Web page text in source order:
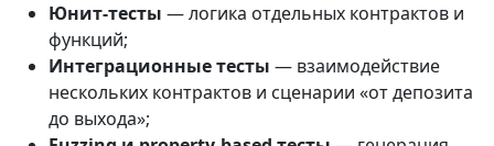
Юнит-тесты — логика отдельных контрактов и
функций;
Интеграционные тесты — взаимодействие
нескольких контрактов и сценарии «от депозита
до выхода»;